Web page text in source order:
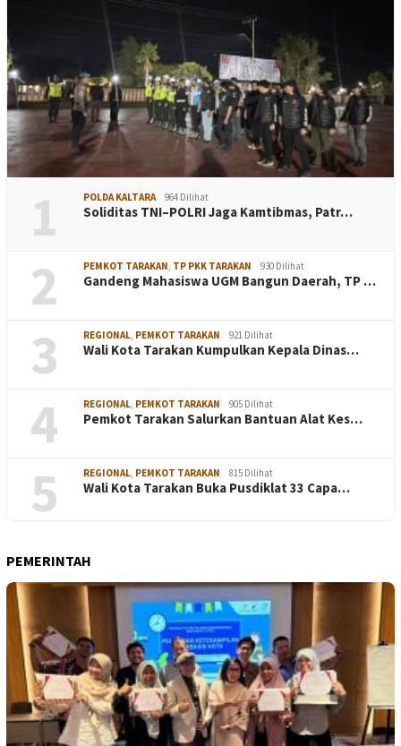
1 POLDA KALTARA 964 Dilihat
Soliditas TNI–POLRI Jaga Kamtibmas, Patr…
2 PEMKOT TARAKAN, TP PKK TARAKAN 930 Dilihat
Gandeng Mahasiswa UGM Bangun Daerah, TP …
3 REGIONAL, PEMKOT TARAKAN 921 Dilihat
Wali Kota Tarakan Kumpulkan Kepala Dinas…
4 REGIONAL, PEMKOT TARAKAN 905 Dilihat
Pemkot Tarakan Salurkan Bantuan Alat Kes…
5 REGIONAL, PEMKOT TARAKAN 815 Dilihat
Wali Kota Tarakan Buka Pusdiklat 33 Capa…
PEMERINTAH